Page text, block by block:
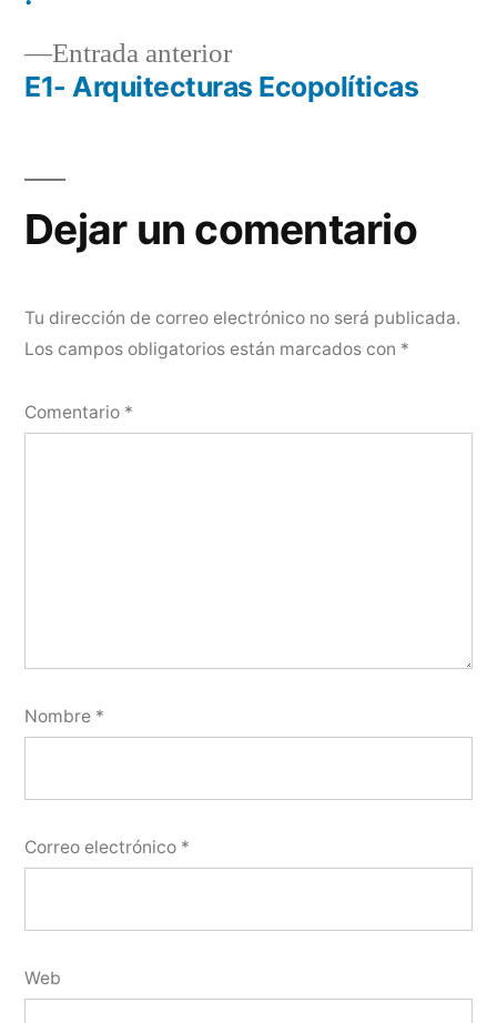
Navegación
de
entradas
Entrada anteriorEntrada
anterior:
E1- Arquitecturas Ecopolíticas
Dejar un comentario
Tu dirección de correo electrónico no será publicada.
Los campos obligatorios están marcados con *
Comentario *
Nombre *
Correo electrónico *
Web